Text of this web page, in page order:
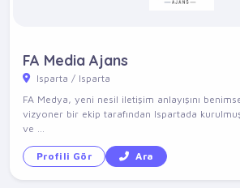
FA Media Ajans
Isparta / Isparta
FA Medya, yeni nesil iletişim anlayışını
vizyoner bir ekip tarafından Ispartada
ve ...
Profili Gör Ara